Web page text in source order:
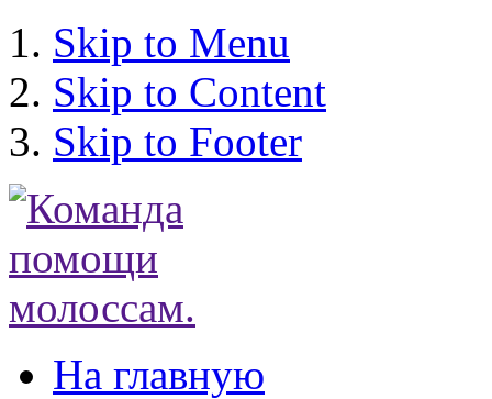
Skip to Menu
Skip to Content
Skip to Footer
На главную